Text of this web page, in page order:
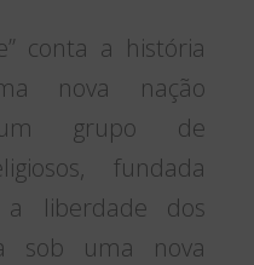
conta a história
nova nação
grupo de
fundada
a liberdade dos
sob uma nova